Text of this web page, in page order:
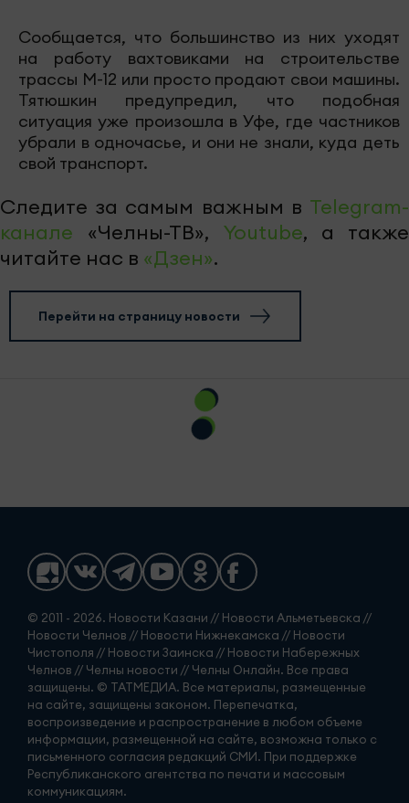
Сообщается, что большинство из них уходят
на работу вахтовиками на строительстве
трассы М-12 или просто продают свои машины.
Тятюшкин предупредил, что подобная
ситуация уже произошла в Уфе, где частников
убрали в одночасье, и они не знали, куда деть
свой транспорт.
Следите за самым важным в Telegram-
канале «Челны-ТВ», Youtube, а также
читайте нас в «Дзен».
Перейти на страницу новости
© 2011 - 2026. Новости Казани // Новости Альметьевска //
Новости Челнов // Новости Нижнекамска // Новости
Чистополя // Новости Заинска // Новости Набережных
Челнов // Челны новости // Челны Онлайн. Все права
защищены. © ТАТМЕДИА. Все материалы, размещенные
на сайте, защищены законом. Перепечатка,
воспроизведение и распространение в любом объеме
информации, размещенной на сайте, возможна только с
письменного согласия редакций СМИ. При поддержке
Республиканского агентства по печати и массовым
коммуникациям.